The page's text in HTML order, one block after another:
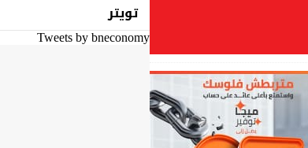
تويتر
Tweets by bneconomy